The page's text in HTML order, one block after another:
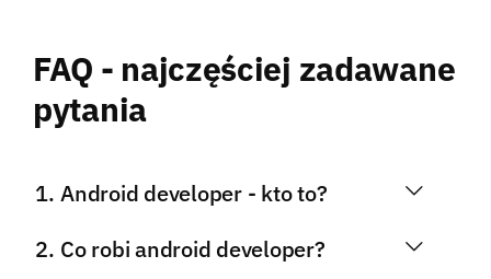
FAQ - najczęściej zadawane
pytania
Android developer - kto to?
Co robi android developer?